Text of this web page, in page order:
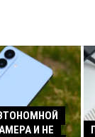
И НЕ